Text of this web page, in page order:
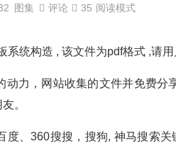
图集 评论 35 阅读模式
统构造 , 该文件为pdf格式 ,请
力，网站收集的文件并免费分
。
、360搜搜，搜狗, 神马搜索关